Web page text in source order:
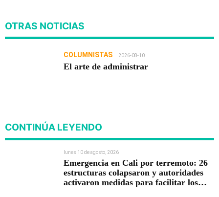
OTRAS NOTICIAS
COLUMNISTAS 2026-08-10
El arte de administrar
CONTINÚA LEYENDO
lunes 10 de agosto, 2026
Emergencia en Cali por terremoto: 26
estructuras colapsaron y autoridades
activaron medidas para facilitar los